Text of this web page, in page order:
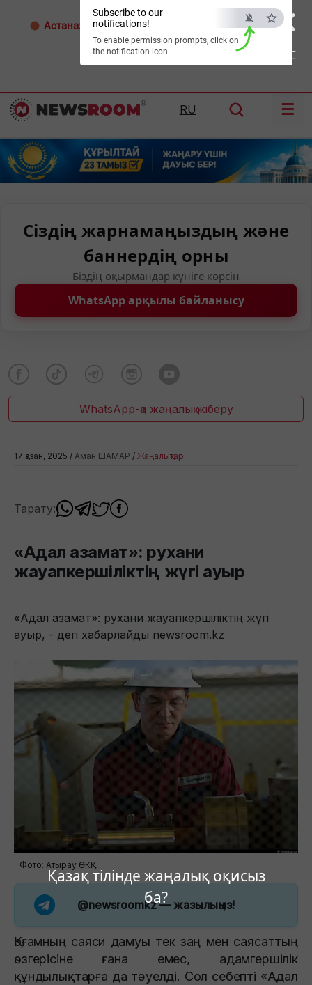
×
ESC
Қазақ тілінде жаңалық оқисыз
ба?
Subscribe to our
notifications!
To enable permission prompts, click on
the notification icon
Астана: 33°C Алматы: Шымкент:37°C
RU ☰
Сіздің жарнамаңыздың және
баннердің орны
Біздің оқырмандар күніге көрсін
WhatsApp арқылы байланысу
WhatsApp-қа жаңалық жіберу
17 қазан, 2025 / Аман ШАМАР / Жаңалықтар
Тарату:
«Адал азамат»: рухани
жауапкершіліктің жүгі ауыр
«Адал азамат»: рухани жауапкершіліктің жүгі
ауыр, - деп хабарлайды newsroom.kz
Фото: Атырау ӨКҚ
@newsroomkz— жазылыңыз!
Қоғамның саяси дамуы тек заң мен саясаттың
өзгерісіне ғана емес, адамгершілік
құндылықтарға да тәуелді. Сол себепті «Адал